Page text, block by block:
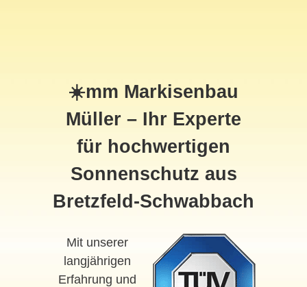
☀️mm Markisenbau
Müller – Ihr Experte
für hochwertigen
Sonnenschutz aus
Bretzfeld-Schwabbach
Mit unserer
langjährigen
Erfahrung und